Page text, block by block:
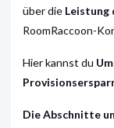
über die Leistung
RoomRaccoon-
Hier kannst du
Die Abschnitte